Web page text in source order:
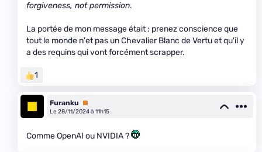
forgiveness, not permission.
La portée de mon message était : prenez conscience que
tout le monde n'et pas un Chevalier Blanc de Vertu et qu'il y
a des requins qui vont forcément scrapper.
1
Furanku
Premium
Le 28/11/2024 à 11h15
Comme OpenAI ou NVIDIA ?